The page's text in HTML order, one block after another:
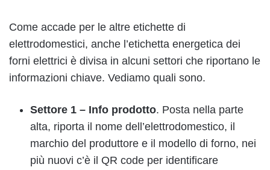
Come accade per le altre etichette di
elettrodomestici, anche l’etichetta energetica dei
forni elettrici è divisa in alcuni settori che riportano le
informazioni chiave. Vediamo quali sono.
Settore 1 – Info prodotto. Posta nella parte
alta, riporta il nome dell’elettrodomestico, il
marchio del produttore e il modello di forno, nei
più nuovi c’è il QR code per identificare